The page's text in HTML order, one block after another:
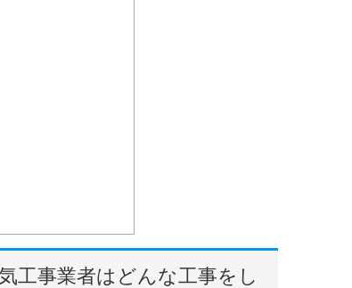
工事業者はどんな工事をし